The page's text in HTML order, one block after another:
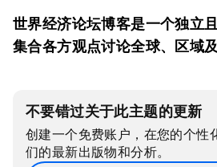
世界经济论坛博客是一个独立
集合各方观点讨论全球、区域
不要错过关于此主题的更新
创建一个免费账户，在您的个性
们的最新出版物和分析。